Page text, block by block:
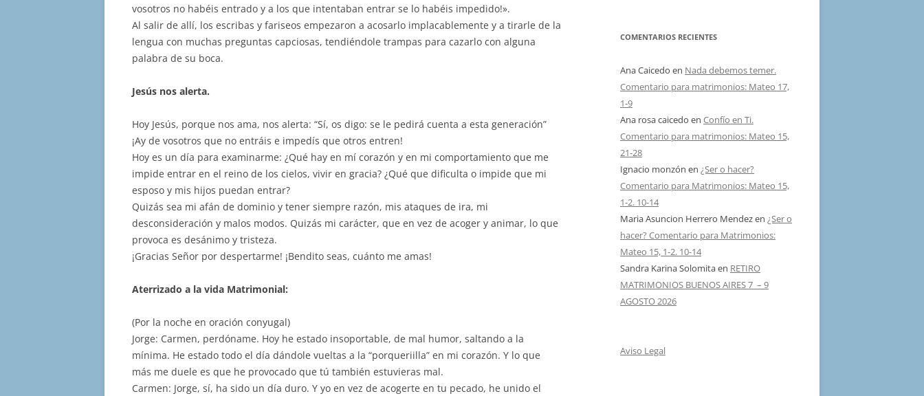
vosotros no habéis entrado y a los que intentaban entrar se lo habéis impedido!».
Al salir de allí, los escribas y fariseos empezaron a acosarlo implacablemente y a tirarle de la
lengua con muchas preguntas capciosas, tendiéndole trampas para cazarlo con alguna
palabra de su boca.
Jesús nos alerta.
Hoy Jesús, porque nos ama, nos alerta: “Sí, os digo: se le pedirá cuenta a esta generación”
¡Ay de vosotros que no entráis e impedís que otros entren!
Hoy es un día para examinarme: ¿Qué hay en mí corazón y en mi comportamiento que me
impide entrar en el reino de los cielos, vivir en gracia? ¿Qué que dificulta o impide que mi
esposo y mis hijos puedan entrar?
Quizás sea mi afán de dominio y tener siempre razón, mis ataques de ira, mi
desconsideración y malos modos. Quizás mi carácter, que en vez de acoger y animar, lo que
provoca es desánimo y tristeza.
¡Gracias Señor por despertarme! ¡Bendito seas, cuánto me amas!
Aterrizado a la vida Matrimonial:
(Por la noche en oración conyugal)
Jorge: Carmen, perdóname. Hoy he estado insoportable, de mal humor, saltando a la
mínima. He estado todo el día dándole vueltas a la “porqueriilla” en mi corazón. Y lo que
más me duele es que he provocado que tú también estuvieras mal.
Carmen: Jorge, sí, ha sido un día duro. Y yo en vez de acogerte en tu pecado, he unido el
COMENTARIOS RECIENTES
Ana Caicedo en Nada debemos temer.
Comentario para matrimonios: Mateo 17,
1-9
Ana rosa caicedo en Confío en Ti.
Comentario para matrimonios: Mateo 15,
21-28
Ignacio monzón en ¿Ser o hacer?
Comentario para Matrimonios: Mateo 15,
1-2. 10-14
Maria Asuncion Herrero Mendezen ¿Ser o
hacer? Comentario para Matrimonios:
Mateo 15, 1-2. 10-14
Sandra Karina Solomitaen RETIRO
MATRIMONIOS BUENOS AIRES 7 – 9
AGOSTO 2026
Aviso Legal